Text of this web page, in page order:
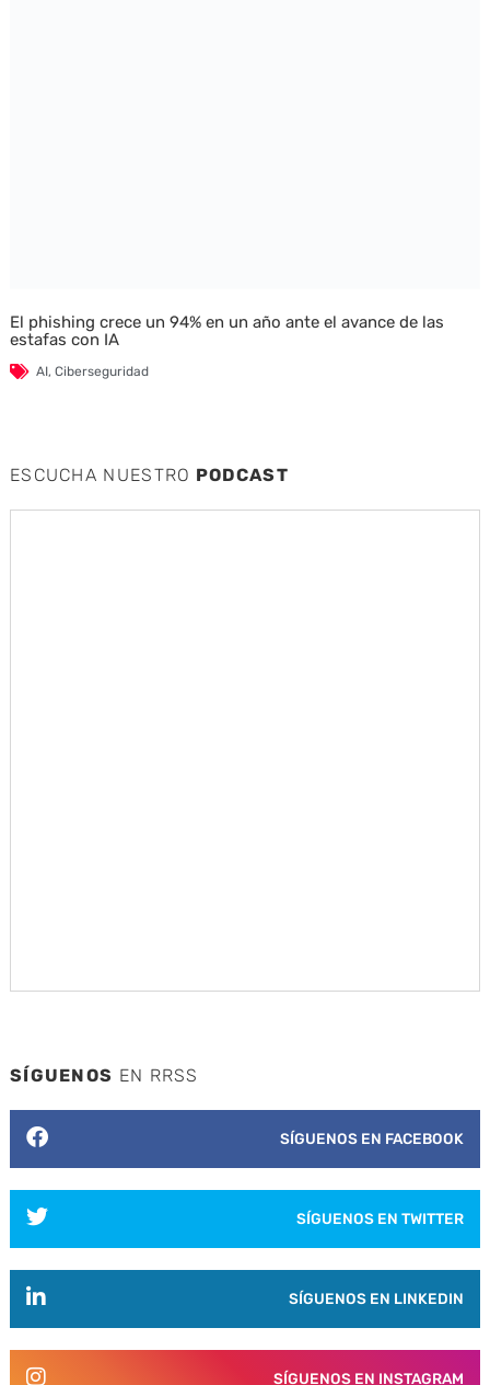
El phishing crece un 94% en un año ante el avance de las
estafas con IA
AI, Ciberseguridad
ESCUCHA NUESTRO PODCAST
SÍGUENOS EN RRSS
SÍGUENOS EN FACEBOOK
SÍGUENOS EN TWITTER
SÍGUENOS EN LINKEDIN
SÍGUENOS EN INSTAGRAM